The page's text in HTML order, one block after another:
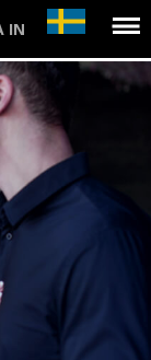
IN